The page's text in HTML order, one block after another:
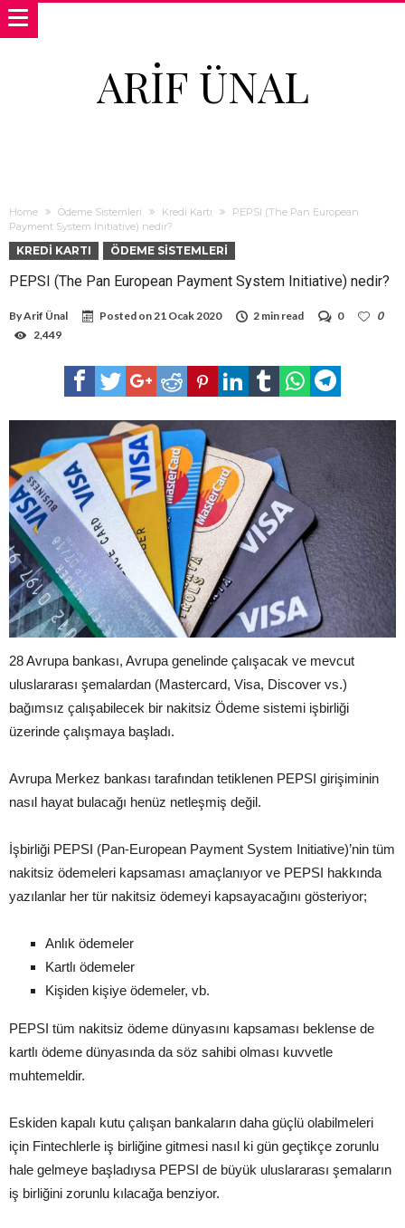
ARIF ÜNAL
Home Ödeme Sistemleri Kredi Kartı
PEPSI (The Pan European
Payment System Initiative) nedir?
KREDI KARTI ÖDEME SISTEMLERI
PEPSI (The Pan European Payment System Initiative) nedir?
ByArif Ünal Posted on21 Ocak 2020 2 min read 0
0
2,449
28 Avrupa bankası, Avrupa genelinde çalışacak ve mevcut
uluslararası şemalardan (Mastercard, Visa, Discover vs.)
bağımsız çalışabilecek bir nakitsiz Ödeme sistemi işbirliği
üzerinde çalışmaya başladı.
Avrupa Merkez bankası tarafından tetiklenen PEPSI girişiminin
nasıl hayat bulacağı henüz netleşmiş değil.
İşbirliği PEPSI (Pan-European Payment System Initiative)’nin tüm
nakitsiz ödemeleri kapsaması amaçlanıyor ve PEPSI hakkında
yazılanlar her tür nakitsiz ödemeyi kapsayacağını gösteriyor;
Anlık ödemeler
Kartlı ödemeler
Kişiden kişiye ödemeler, vb.
PEPSI tüm nakitsiz ödeme dünyasını kapsaması beklense de
kartlı ödeme dünyasında da söz sahibi olması kuvvetle
muhtemeldir.
Eskiden kapalı kutu çalışan bankaların daha güçlü olabilmeleri
için Fintechlerle iş birliğine gitmesi nasıl ki gün geçtikçe zorunlu
hale gelmeye başladıysa PEPSI de büyük uluslararası şemaların
iş birliğini zorunlu kılacağa benziyor.